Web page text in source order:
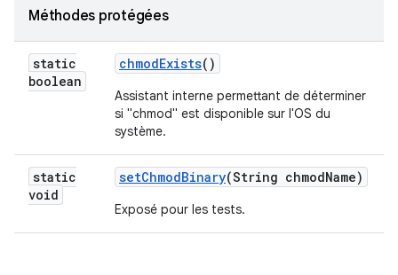
Méthodes protégées
static
boolean
chmodExists()
Assistant interne permettant de déterminer
si "chmod" est disponible sur l'OS du
système.
static
void
setChmodBinary(String chmodName)
Exposé pour les tests.